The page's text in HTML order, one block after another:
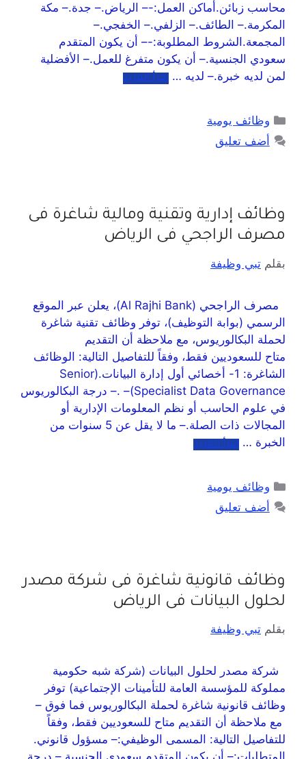
محاسب زبائن.أماكن العمل:-– الرياض.– جدة.– مكة
المكرمة.– الطائف.– الزلفي.– الخفجي.–
المجمعة.الشروط المطلوبة:-– أن يكون المتقدم
سعودي الجنسية.– أن يكون متفرغ للعمل.– الأفضلية
لمن لديه خبرة.– لديه … اقرأ المزيد
وظائف يومية
أضف تعليق
وظائف إدارية وتقنية ومالية شاغرة فى
مصرف الراجحي فى الرياض
بقلم تبي وظيفة
مصرف الراجحي (Al Rajhi Bank)، يعلن عبر الموقع
الرسمي (بوابة التوظيف)، توفر وظائف تقنية شاغرة
لحملة البكالوريوس، مع ملاحظة أن التقديم
متاح للسعوديين فقط، وفقاً للتفاصيل التالية: الوظائف
الشاغرة: 1- أخصائي أول إدارة البيانات.(Senior
Specialist Data Governance)– .– درجة البكالوريوس
في علوم الحاسب أو نظم المعلومات الإدارية أو
المجالات ذات الصلة.– ما لا يقل عن 5 سنوات من
الخبرة … اقرأ المزيد
وظائف يومية
أضف تعليق
وظائف قانونية شاغرة فى شركة مصدر
لحلول البيانات فى الرياض
بقلم تبي وظيفة
شركة مصدر لحلول البيانات (شركة شبه حكومية
مملوكة للمؤسسة العامة للتأمينات الإجتماعية) توفر
وظائف قانونية شاغرة لحملة البكالوريوس فما فوق –
مع ملاحظة أن التقديم متاح للسعوديين فقط، وفقاً
للتفاصيل التالية: المسمى الوظيفي:– مسؤول قانوني.
المتطلبات:– أن يكون المتقدم سعودي الجنسية.– درجة